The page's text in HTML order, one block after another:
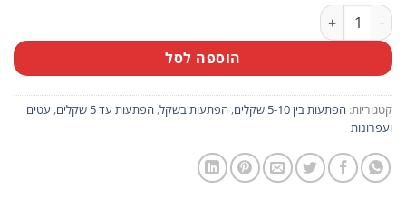
כמות של מארז 10 יח' עטים צבעוניים עם ראשים עגולים ודמויות חד קרן
הוספה לסל
קטגוריות: הפתעות בין 5-10 שקלים , הפתעות בשקל, הפתעות עד 5 שקלים , עטים
ועפרונות